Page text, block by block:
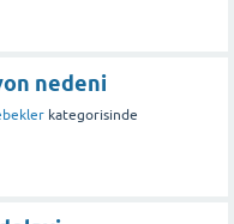
nedeni
kategorisinde